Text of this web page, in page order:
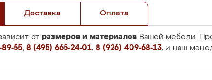
Доставка Оплата
от размеров и материалов Вашей мебели.
55, 8 (495) 665-24-01, 8 (926) 409-68-13, и наш